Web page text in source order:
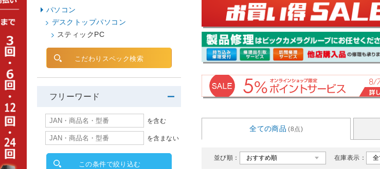
全ての商品 (8点)
並び順： 在庫表示：
パソコン
デスクトップパソコン
スティックPC
こだわりスペック検索
フリーワード
を含む
を含まない
この条件で絞り込む